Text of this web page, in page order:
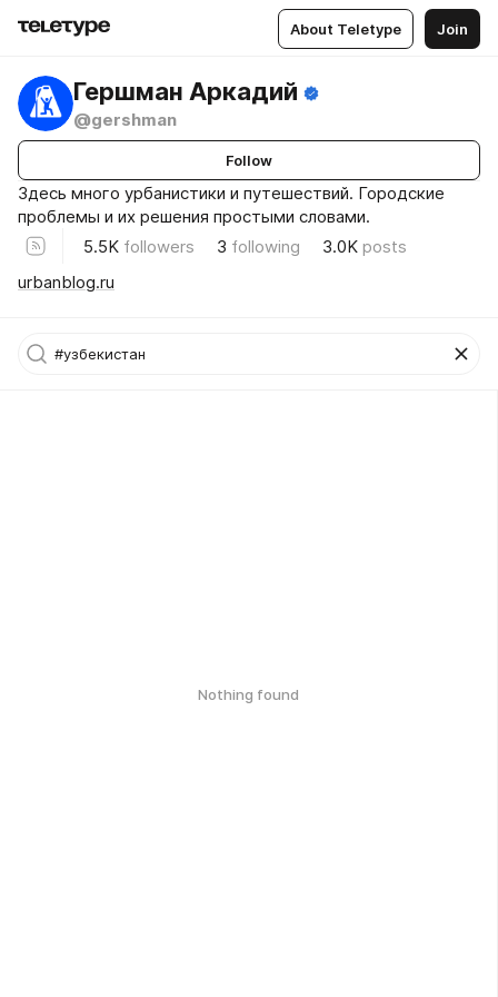
About Teletype Join
Гершман Аркадий
@gershman
Follow
Здесь много урбанистики и путешествий. Городские
проблемы и их решения простыми словами.
5.5K followers 3 following 3.0K posts
urbanblog.ru
Nothing found